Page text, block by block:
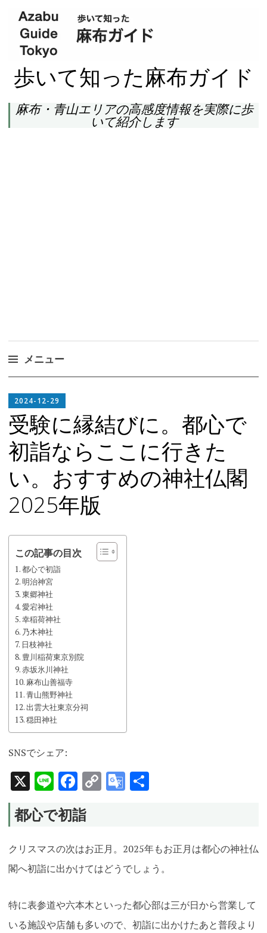
歩いて知った麻布ガイド
麻布・青山エリアの高感度情報を実際に歩
いて紹介します
メニュー
ン
テ
ン
ツ
へ
ス
キ
ッ
2024-12-29
CHIEF
受験に縁結びに。都心で
初詣ならここに行きた
い。おすすめの神社仏閣
2025年版
この記事の目次
都心で初詣
明治神宮
東郷神社
愛宕神社
幸稲荷神社
乃木神社
日枝神社
豊川稲荷東京別院
赤坂氷川神社
麻布山善福寺
青山熊野神社
出雲大社東京分祠
穏田神社
SNSでシェア:
X LineFacebook
CopyGoogle
共
都心で初詣
クリスマスの次はお正月。2025年もお正月は都心の神社仏
閣へ初詣に出かけてはどうでしょう。
特に表参道や六本木といった都心部は三が日から営業して
いる施設や店舗も多いので、初詣に出かけたあと普段より